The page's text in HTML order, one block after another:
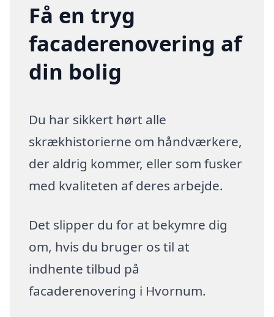
Få en tryg
facaderenovering af
din bolig
Du har sikkert hørt alle
skrækhistorierne om håndværkere,
der aldrig kommer, eller som fusker
med kvaliteten af deres arbejde.
Det slipper du for at bekymre dig
om, hvis du bruger os til at
indhente tilbud på
facaderenovering i Hvornum.